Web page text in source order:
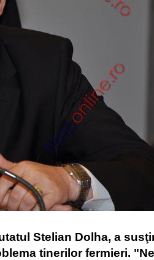
Stelian Dolha, a
tinerilor fermieri.